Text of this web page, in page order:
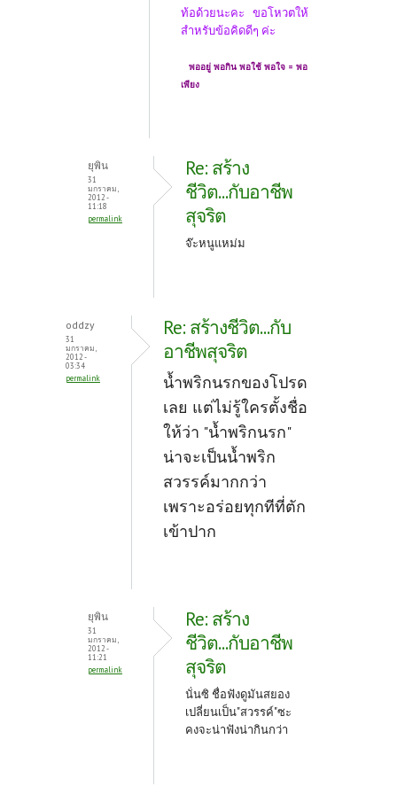
ท้อด้วยนะคะ ขอโหวตให้
สำหรับข้อคิดดีๆ ค่ะ
พออยู่ พอกิน พอใช้ พอใจ = พอ
เพียง
ยุพิน
31
มกราคม,
2012 -
11:18
permalink
Re: สร้าง
ชีวิต...กับอาชีพ
สุจริต
จ๊ะหนูแหม่ม
oddzy
31
มกราคม,
2012 -
03:34
permalink
Re: สร้างชีวิต...กับ
อาชีพสุจริต
น้ำพริกนรกของโปรด
เลย แต่ไม่รู้ใครตั้งชื่อ
ให้ว่า "น้ำพริกนรก"
น่าจะเป็นน้ำพริก
สวรรค์มากกว่า
เพราะอร่อยทุกทีที่ตัก
เข้าปาก
ยุพิน
31
มกราคม,
2012 -
11:21
permalink
Re: สร้าง
ชีวิต...กับอาชีพ
สุจริต
นั่นซิ ชื่อฟังดูมันสยอง
เปลี่ยนเป็น"สวรรค์"ซะ
คงจะน่าฟังน่ากินกว่า